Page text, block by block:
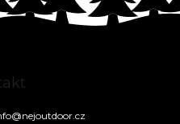
@nejoutdoor.cz